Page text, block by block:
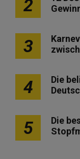
2
3
4
Die
5
Die